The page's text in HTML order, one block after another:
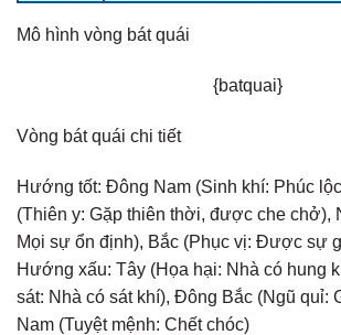
Mô hình vòng bát quái
{batquai}
Vòng bát quái chi tiết
Hướng tốt: Đông Nam (Sinh khí: Phúc
(Thiên y: Gặp thiên thời, được che chở),
Mọi sự ổn định), Bắc (Phục vị: Được sự
Hướng xấu: Tây (Họa hại: Nhà có hung
sát: Nhà có sát khí), Đông Bắc (Ngũ quỉ:
Nam (Tuyệt mệnh: Chết chóc)